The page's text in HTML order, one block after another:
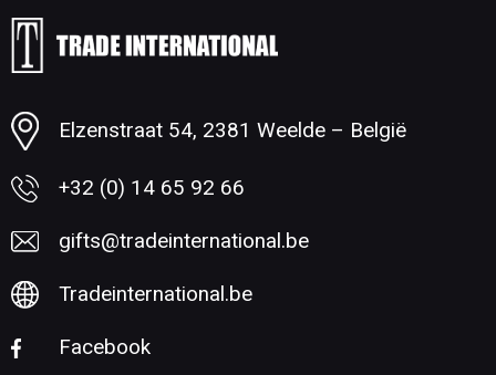
Minimale afname: 1
Elzenstraat 54, 2381 Weelde – België
+32 (0) 14 65 92 66
gifts@tradeinternational.be
Tradeinternational.be
Facebook